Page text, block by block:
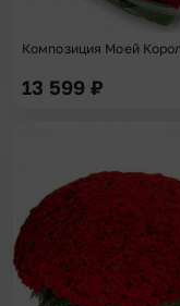
Композиция Моей
13 599 ₽